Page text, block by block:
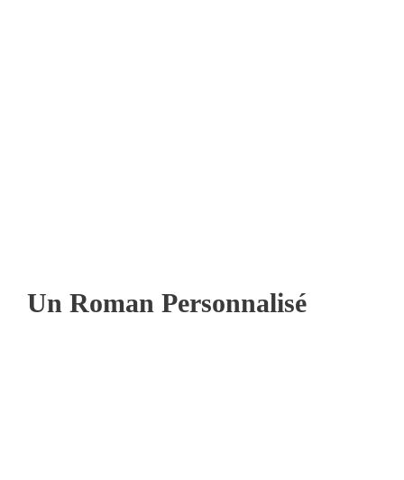
Un Roman Personnalisé